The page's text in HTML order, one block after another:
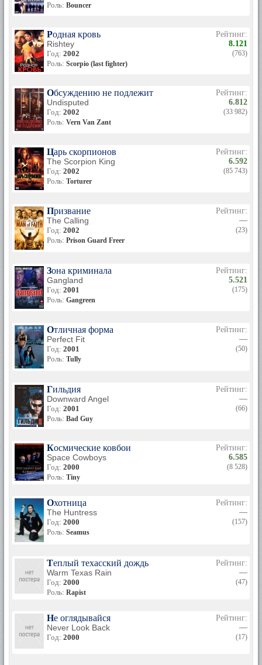
Роль: Bouncer
Родная кровь
Rishtey
Год: 2002
Роль: Scorpio (last fighter)
Рейтинг:
8.121
(763)
Обсуждению не подлежит
Undisputed
Год: 2002
Роль: Vern Van Zant
Рейтинг:
6.812
(33 982)
Царь скорпионов
The Scorpion King
Год: 2002
Роль: Torturer
Рейтинг:
6.592
(85 743)
Призвание
The Calling
Год: 2002
Роль: Prison Guard Freer
Рейтинг:
—
(23)
Зона криминала
Gangland
Год: 2001
Роль: Gangreen
Рейтинг:
5.521
(175)
Отличная форма
Perfect Fit
Год: 2001
Роль: Tully
Рейтинг:
—
(50)
Гильдия
Downward Angel
Год: 2001
Роль: Bad Guy
Рейтинг:
—
(66)
Космические ковбои
Space Cowboys
Год: 2000
Роль: Tiny
Рейтинг:
6.585
(8 528)
Охотница
The Huntress
Год: 2000
Роль: Seamus
Рейтинг:
—
(157)
Теплый техасский дождь
Warm Texas Rain
Год: 2000
Роль: Rapist
Рейтинг:
—
(47)
Не оглядывайся
Never Look Back
Год: 2000
Рейтинг:
—
(17)